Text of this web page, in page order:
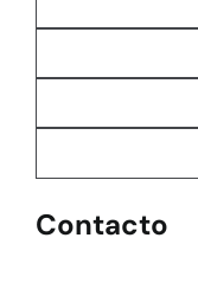
Contacto